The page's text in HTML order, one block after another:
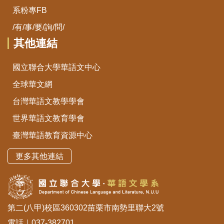
系粉專FB
/有/事/要/詢/問/
其他連結
國立聯合大學華語文中心
全球華文網
台灣華語文教學學會
世界華語文教育學會
臺灣華語教育資源中心
更多其他連結
第二(八甲)校區360302苗栗市南勢里聯大2號